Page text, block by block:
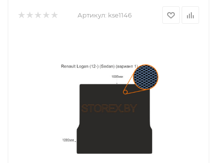
Артикул: kse1146